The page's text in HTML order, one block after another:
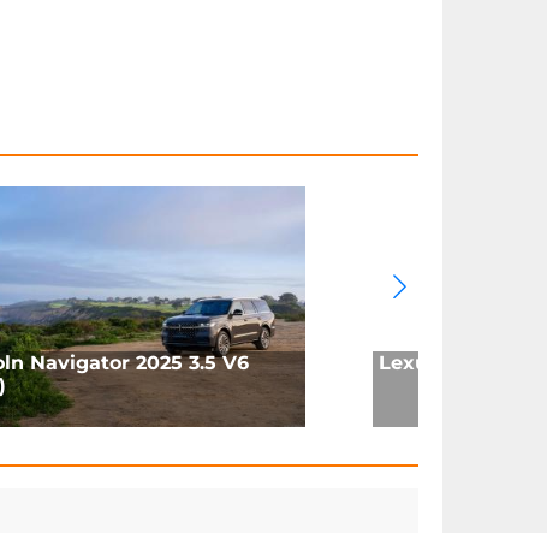
Navigator 2025 3.5 V6
Lexus ES 2022